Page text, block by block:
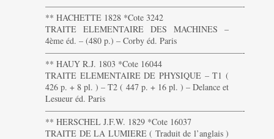
———————————————————————-
** HACHETTE 1828 *Cote 3242
TRAITE ELEMENTAIRE DES MACHINES –
4ème éd. – (480 p.) – Corby éd. Paris
———————————————————————-
** HAUY R.J. 1803 *Cote 16044
TRAITE ELEMENTAIRE DE PHYSIQUE – T1 (
426 p. + 8 pl. ) – T2 ( 447 p. + 16 pl. ) – Delance et
Lesueur éd. Paris
———————————————————————-
** HERSCHEL J.F.W. 1829 *Cote 16037
TRAITE DE LA LUMIERE ( Traduit de l’anglais )